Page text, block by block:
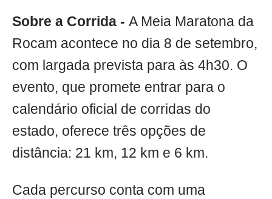
Sobre a Corrida - A Meia Maratona da
Rocam acontece no dia 8 de setembro,
com largada prevista para às 4h30. O
evento, que promete entrar para o
calendário oficial de corridas do
estado, oferece três opções de
distância: 21 km, 12 km e 6 km.
Cada percurso conta com uma